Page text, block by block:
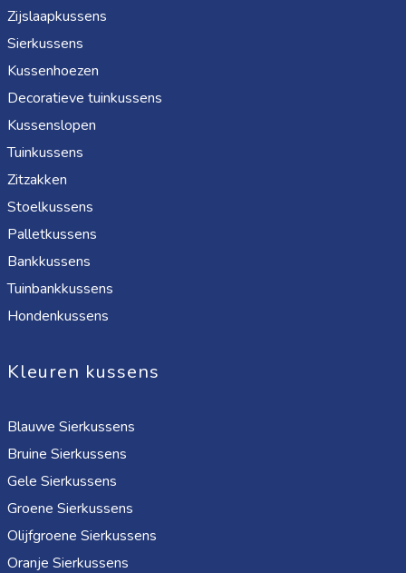
Zijslaapkussens
Sierkussens
Kussenhoezen
Decoratieve tuinkussens
Kussenslopen
Tuinkussens
Zitzakken
Stoelkussens
Palletkussens
Bankkussens
Tuinbankkussens
Hondenkussens
Kleuren kussens
Blauwe Sierkussens
Bruine Sierkussens
Gele Sierkussens
Groene Sierkussens
Olijfgroene Sierkussens
Oranje Sierkussens